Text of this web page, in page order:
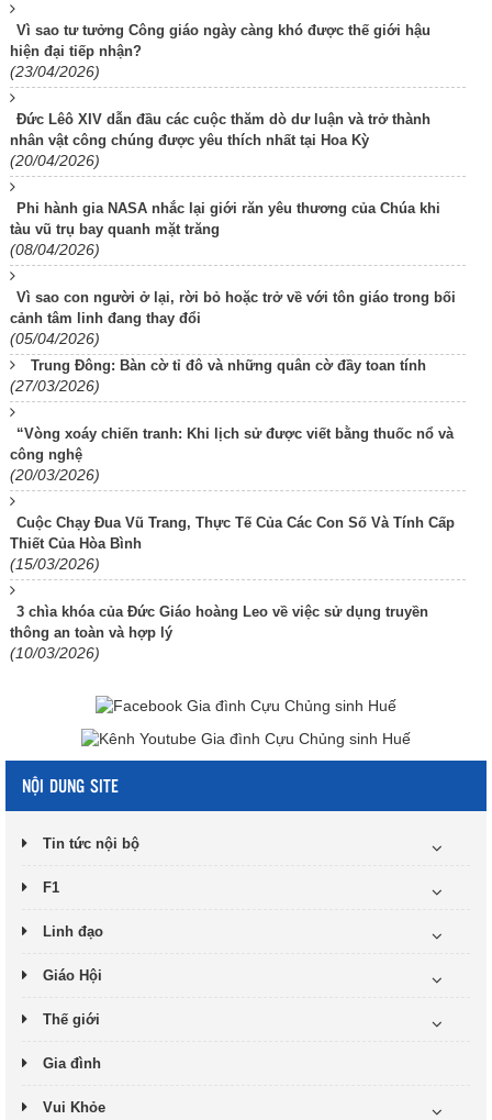
Vì sao tư tưởng Công giáo ngày càng khó được thế giới hậu
hiện đại tiếp nhận?
(23/04/2026)
Đức Lêô XIV dẫn đầu các cuộc thăm dò dư luận và trở thành
nhân vật công chúng được yêu thích nhất tại Hoa Kỳ
(20/04/2026)
Phi hành gia NASA nhắc lại giới răn yêu thương của Chúa khi
tàu vũ trụ bay quanh mặt trăng
(08/04/2026)
Vì sao con người ở lại, rời bỏ hoặc trở về với tôn giáo trong bối
cảnh tâm linh đang thay đổi
(05/04/2026)
Trung Đông: Bàn cờ tỉ đô và những quân cờ đầy toan tính
(27/03/2026)
“Vòng xoáy chiến tranh: Khi lịch sử được viết bằng thuốc nổ và
công nghệ
(20/03/2026)
Cuộc Chạy Đua Vũ Trang, Thực Tế Của Các Con Số Và Tính Cấp
Thiết Của Hòa Bình
(15/03/2026)
3 chìa khóa của Đức Giáo hoàng Leo về việc sử dụng truyền
thông an toàn và hợp lý
(10/03/2026)
NỘI DUNG SITE
Tin tức nội bộ
F1
Linh đạo
Giáo Hội
Thế giới
Gia đình
Vui Khỏe